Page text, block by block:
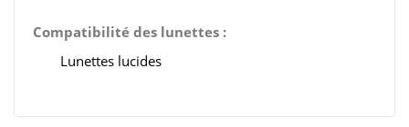
Compatibilité des lunettes :
Lunettes lucides